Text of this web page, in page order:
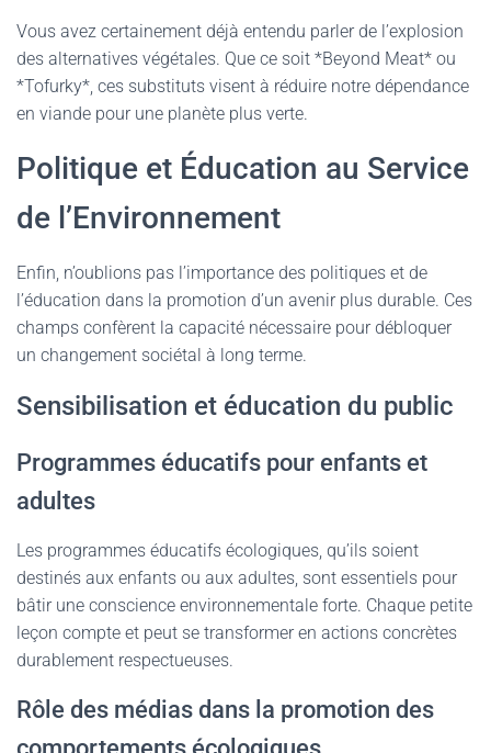
Vous avez certainement déjà entendu parler de l’explosion
des alternatives végétales. Que ce soit *Beyond Meat* ou
*Tofurky*, ces substituts visent à réduire notre dépendance
en viande pour une planète plus verte.
Politique et Éducation au Service
de l’Environnement
Enfin, n’oublions pas l’importance des politiques et de
l’éducation dans la promotion d’un avenir plus durable. Ces
champs confèrent la capacité nécessaire pour débloquer
un changement sociétal à long terme.
Sensibilisation et éducation du public
Programmes éducatifs pour enfants et
adultes
Les programmes éducatifs écologiques, qu’ils soient
destinés aux enfants ou aux adultes, sont essentiels pour
bâtir une conscience environnementale forte. Chaque petite
leçon compte et peut se transformer en actions concrètes
durablement respectueuses.
Rôle des médias dans la promotion des